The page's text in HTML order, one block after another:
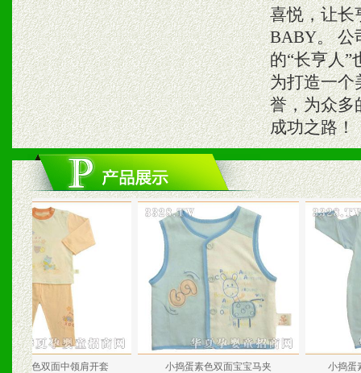
喜悦，让长
BABY。 公
的“长亨人”
为打造一个
誉，为众多
成功之路！
面中领肩开套 小捣蛋素色双面宝宝马夹 小捣蛋素色双面